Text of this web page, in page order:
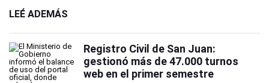
LEÉ ADEMÁS
Registro Civil de San Juan:
gestionó más de 47.000 turnos
web en el primer semestre